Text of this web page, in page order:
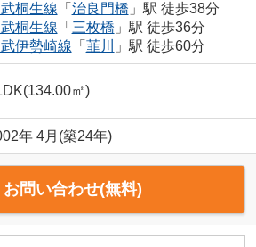
桐生線 「 治良門橋 」駅 徒歩38分
桐生線 「 三枚橋 」駅 徒歩36分
伊勢崎線 「 韮川 」駅 徒歩60分
㎡)
年 4月(築24年)
お問い合わせ(無料)